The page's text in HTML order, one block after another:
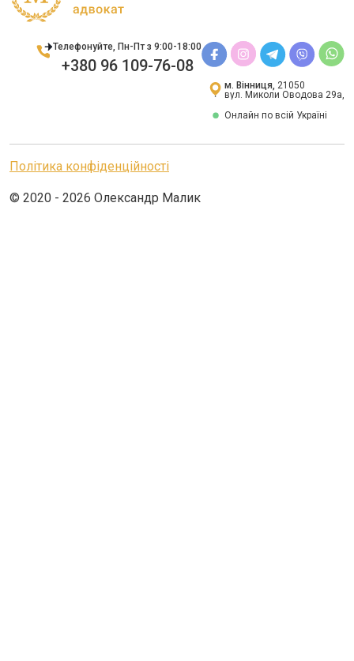
Телефонуйте, Пн-Пт з 9:00-18:00
+380 96 109-76-08
м. Вінниця, 21050
вул. Миколи Оводова 29а,
Онлайн по всій Україні
Політика конфіденційності
© 2020 - 2026 Олександр Малик